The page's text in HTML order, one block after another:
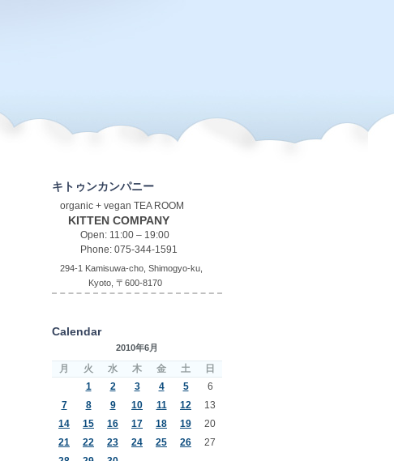
キトゥンカンパニー
organic + vegan TEA ROOM
KITTEN COMPANY
Open: 11:00 – 19:00
Phone: 075-344-1591
294-1 Kamisuwa-cho, Shimogyo-ku,
Kyoto, 〒600-8170
Calendar
2010年6月
月 火 水 木 金 土
日
1
2 3 4 5
6
7
8 9 10 11 12
13
14
15 16 17 18 19
20
21
22 23 24 25 26
27